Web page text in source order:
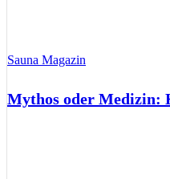
Sauna Magazin
Mythos oder Medizin: